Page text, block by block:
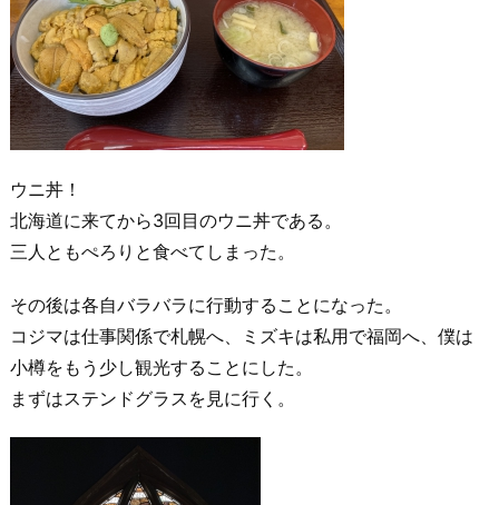
ウニ丼！
北海道に来てから3回目のウニ丼である。
三人ともぺろりと食べてしまった。
その後は各自バラバラに行動することになった。
コジマは仕事関係で札幌へ、ミズキは私用で福岡へ、僕は
小樽をもう少し観光することにした。
まずはステンドグラスを見に行く。